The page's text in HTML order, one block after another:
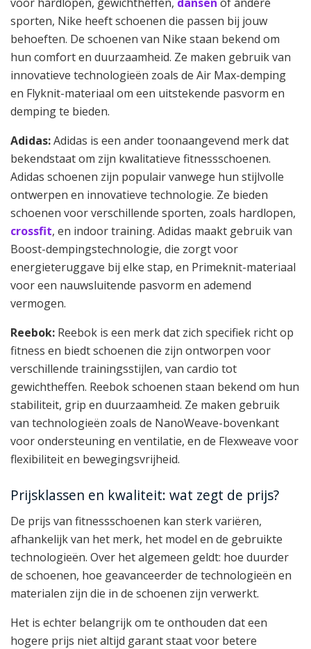
sporten, Nike heeft schoenen die passen bij jouw
behoeften. De schoenen van Nike staan bekend om
hun comfort en duurzaamheid. Ze maken gebruik van
innovatieve technologieën zoals de Air Max-demping
en Flyknit-materiaal om een uitstekende pasvorm en
demping te bieden.
Adidas:Adidas is een ander toonaangevend merk dat
bekendstaat om zijn kwalitatieve fitnessschoenen.
Adidas schoenen zijn populair vanwege hun stijlvolle
ontwerpen en innovatieve technologie. Ze bieden
schoenen voor verschillende sporten, zoals hardlopen,
crossfit, en indoor training. Adidas maakt gebruik van
Boost-dempingstechnologie, die zorgt voor
energieteruggave bij elke stap, en Primeknit-materiaal
voor een nauwsluitende pasvorm en ademend
vermogen.
Reebok: Reebok is een merk dat zich specifiek richt op
fitness en biedt schoenen die zijn ontworpen voor
verschillende trainingsstijlen, van cardio tot
gewichtheffen. Reebok schoenen staan bekend om hun
stabiliteit, grip en duurzaamheid. Ze maken gebruik
van technologieën zoals de NanoWeave-bovenkant
voor ondersteuning en ventilatie, en de Flexweave voor
flexibiliteit en bewegingsvrijheid.
Prijsklassen en kwaliteit: wat zegt de prijs?
De prijs van fitnessschoenen kan sterk variëren,
afhankelijk van het merk, het model en de gebruikte
technologieën. Over het algemeen geldt: hoe duurder
de schoenen, hoe geavanceerder de technologieën en
materialen zijn die in de schoenen zijn verwerkt.
Het is echter belangrijk om te onthouden dat een
hogere prijs niet altijd garant staat voor betere